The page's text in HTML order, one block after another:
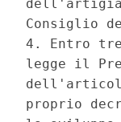
Consiglio
4. Entro
legge il
proprio